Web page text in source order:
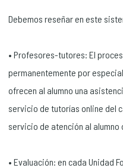
Debemos reseñar en este
• Profesores-tutores: El
permanentemente por
ofrecen al alumno una
servicio de tutorías online del
servicio de atención al alumno
• Evaluación: en cada Unidad